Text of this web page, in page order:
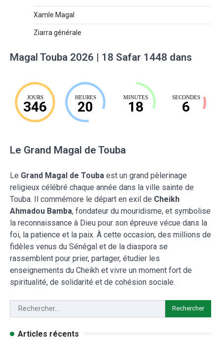
Xamle Magal
Ziarra générale
Magal Touba 2026 | 18 Safar 1448 dans
JOURS
346
HEURES
20
MINUTES
18
SECONDES
5
Le Grand Magal de Touba
Le Grand Magal de Touba est un grand pèlerinage
religieux célébré chaque année dans la ville sainte de
Touba. Il commémore le départ en exil de Cheikh
Ahmadou Bamba, fondateur du mouridisme, et symbolise
la reconnaissance à Dieu pour son épreuve vécue dans la
foi, la patience et la paix. À cette occasion, des millions de
fidèles venus du Sénégal et de la diaspora se
rassemblent pour prier, partager, étudier les
enseignements du Cheikh et vivre un moment fort de
spiritualité, de solidarité et de cohésion sociale.
Articles récents